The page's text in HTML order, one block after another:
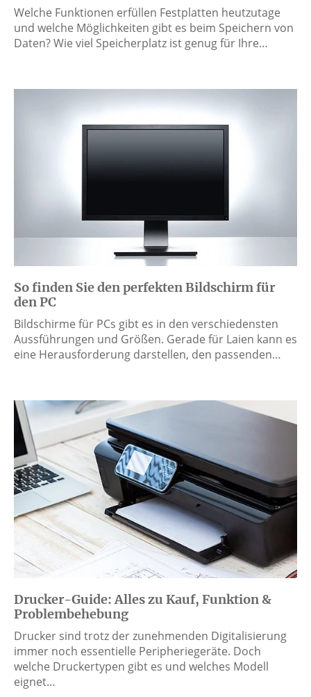
Welche Funktionen erfüllen Festplatten heutzutage
und welche Möglichkeiten gibt es beim Speichern von
Daten? Wie viel Speicherplatz ist genug für Ihre…
So finden Sie den perfekten Bildschirm für
den PC
Bildschirme für PCs gibt es in den verschiedensten
Aussführungen und Größen. Gerade für Laien kann es
eine Herausforderung darstellen, den passenden…
Drucker-Guide: Alles zu Kauf, Funktion &
Problembehebung
Drucker sind trotz der zunehmenden Digitalisierung
immer noch essentielle Peripheriegeräte. Doch
welche Druckertypen gibt es und welches Modell
eignet…